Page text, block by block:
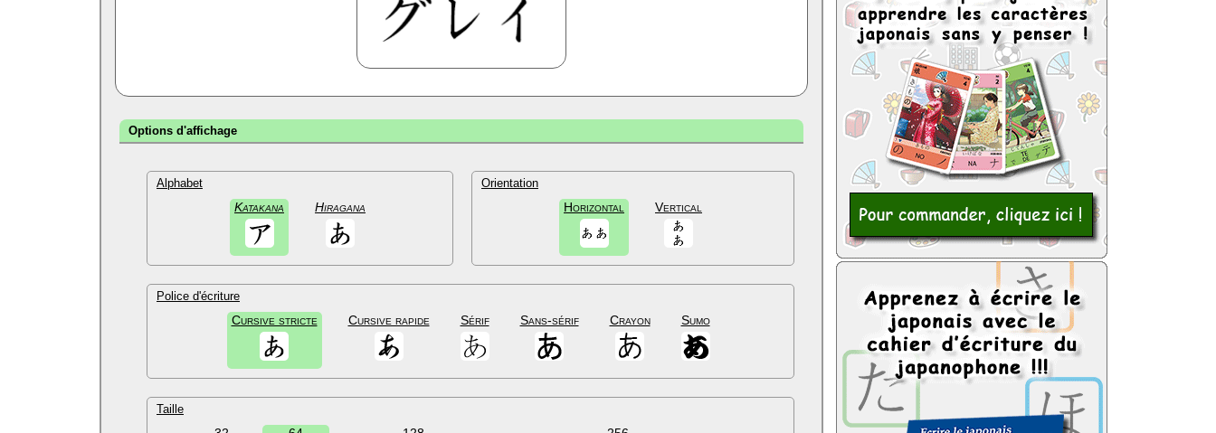
Options d'affichage
Alphabet
Katakana Hiragana
Orientation
Horizontal Vertical
Police d'écriture
Cursive stricte Cursive rapide Sérif Sans-sérif Crayon Sumo
Taille